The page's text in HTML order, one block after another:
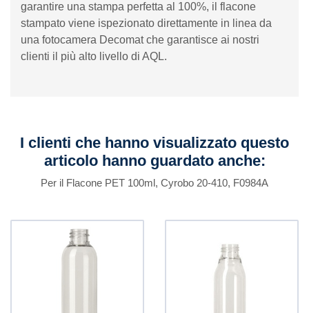
garantire una stampa perfetta al 100%, il flacone
stampato viene ispezionato direttamente in linea da
una fotocamera Decomat che garantisce ai nostri
clienti il ​​più alto livello di AQL.
I clienti che hanno visualizzato questo
articolo hanno guardato anche:
Per il Flacone PET 100ml, Cyrobo 20-410, F0984A